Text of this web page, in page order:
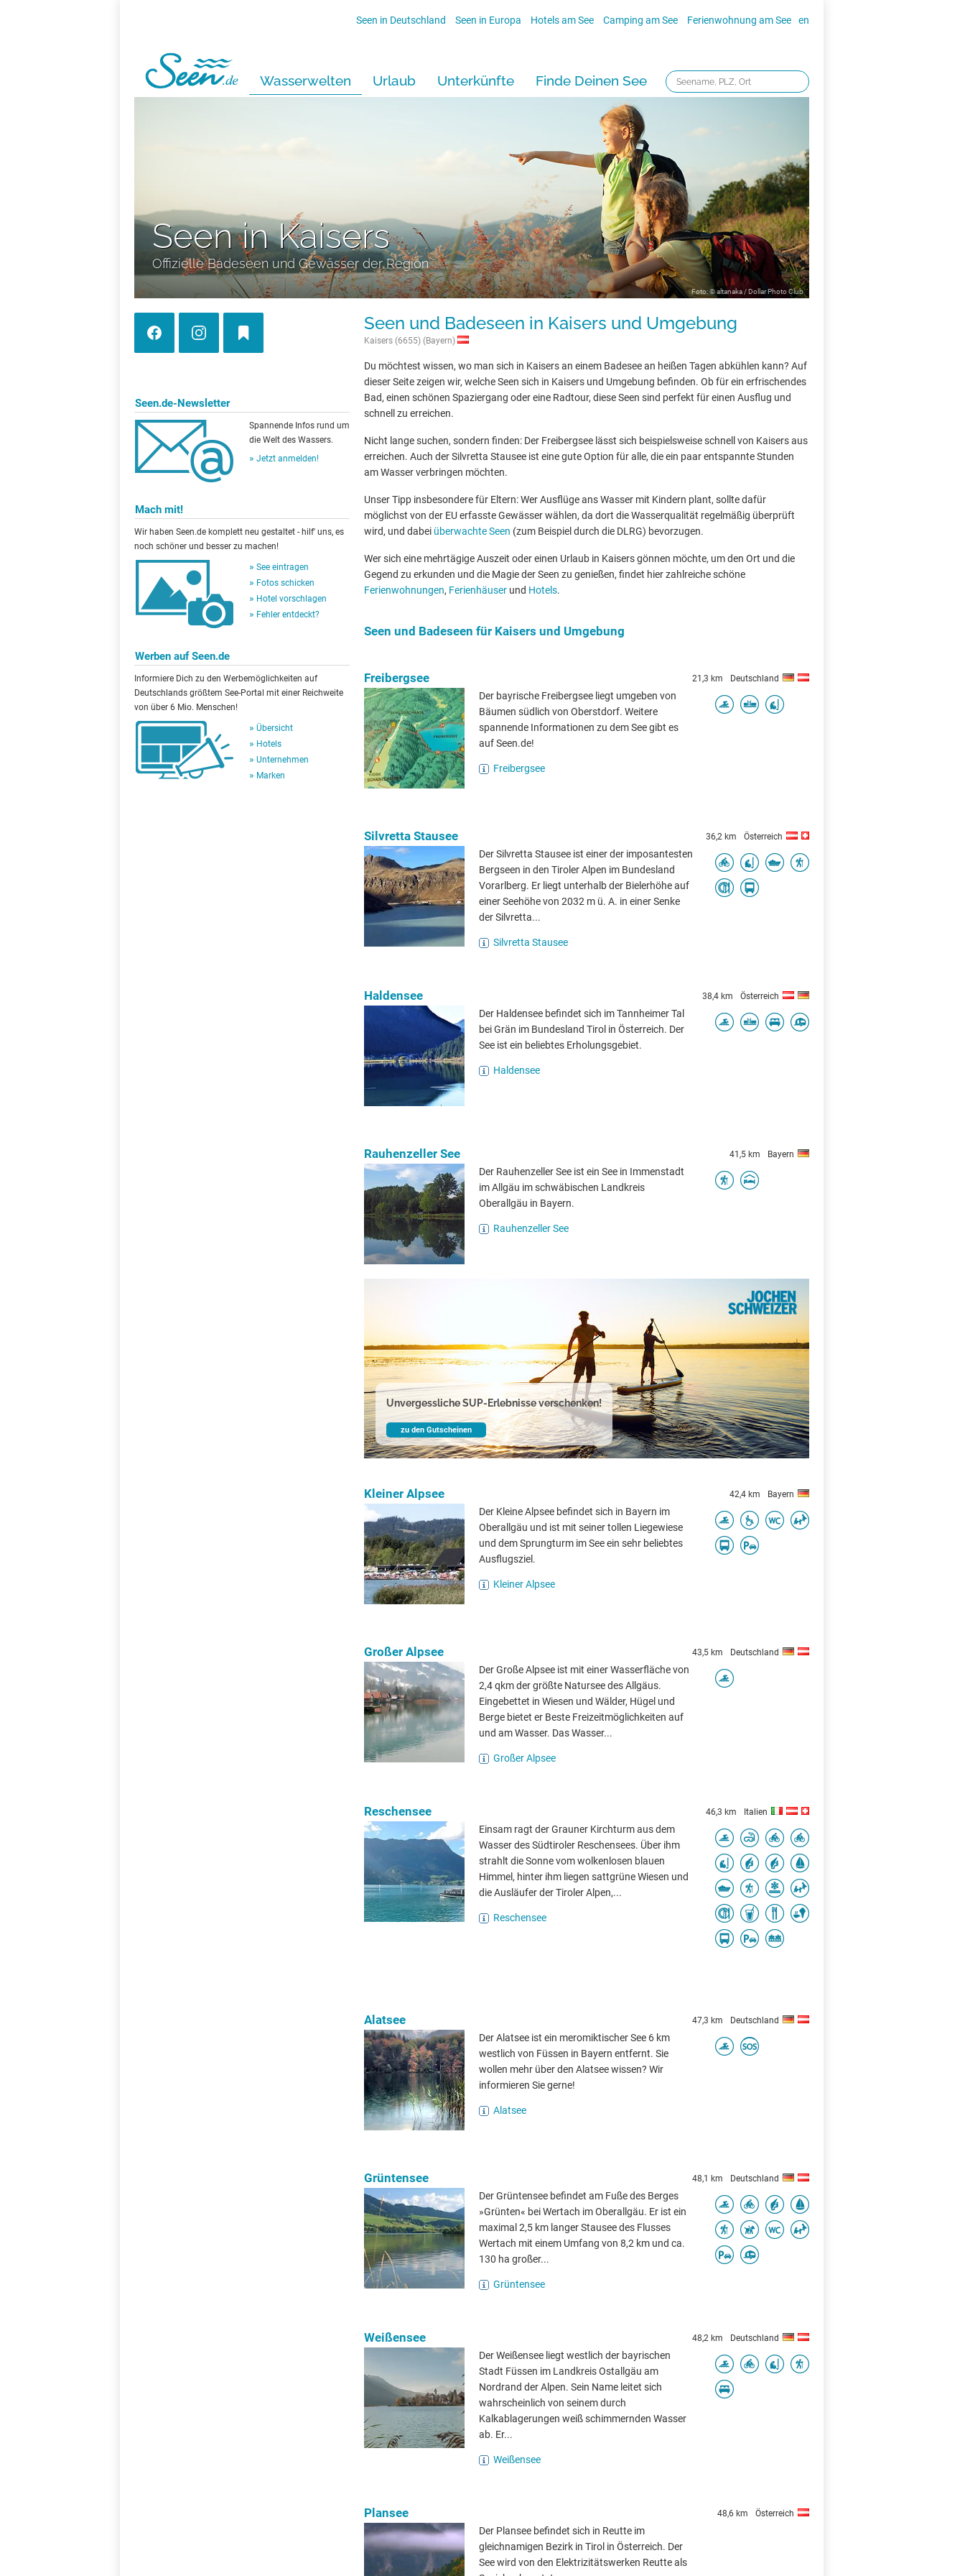
Seen in Deutschland Seen in Europa Hotels am See Camping am See Ferienwohnung am See en
Wasserwelten Urlaub Unterkünfte Finde Deinen See
Seen in Kaisers
Offizielle Badeseen und Gewässer der Region
Foto: © altanaka / Dollar Photo Club
Seen.de-Newsletter
Spannende Infos rund um
die Welt des Wassers.
Jetzt anmelden!
Mach mit!
Wir haben Seen.de komplett neu gestaltet - hilf' uns, es
noch schöner und besser zu machen!
See eintragen
Fotos schicken
Hotel vorschlagen
Fehler entdeckt?
Werben auf Seen.de
Informiere Dich zu den Werbemöglichkeiten auf
Deutschlands größtem See-Portal mit einer Reichweite
von über 6 Mio. Menschen!
Übersicht
Hotels
Unternehmen
Marken
Seen und Badeseen in Kaisers und Umgebung
Kaisers (6655) (Bayern)
Du möchtest wissen, wo man sich in Kaisers an einem Badesee an heißen Tagen abkühlen kann? Auf
dieser Seite zeigen wir, welche Seen sich in Kaisers und Umgebung befinden. Ob für ein erfrischendes
Bad, einen schönen Spaziergang oder eine Radtour, diese Seen sind perfekt für einen Ausflug und
schnell zu erreichen.
Nicht lange suchen, sondern finden: Der Freibergsee lässt sich beispielsweise schnell von Kaisers aus
erreichen. Auch der Silvretta Stausee ist eine gute Option für alle, die ein paar entspannte Stunden
am Wasser verbringen möchten.
Unser Tipp insbesondere für Eltern: Wer Ausflüge ans Wasser mit Kindern plant, sollte dafür
möglichst von der EU erfasste Gewässer wählen, da dort die Wasserqualität regelmäßig überprüft
wird, und dabei überwachte Seen (zum Beispiel durch die DLRG) bevorzugen.
Wer sich eine mehrtägige Auszeit oder einen Urlaub in Kaisers gönnen möchte, um den Ort und die
Gegend zu erkunden und die Magie der Seen zu genießen, findet hier zahlreiche schöne
Ferienwohnungen, Ferienhäuser und Hotels.
Seen und Badeseen für Kaisers und Umgebung
Freibergsee 21,3 km Deutschland
Der bayrische Freibergsee liegt umgeben von
Bäumen südlich von Oberstdorf. Weitere
spannende Informationen zu dem See gibt es
auf Seen.de!
Freibergsee
Silvretta Stausee 36,2 km Österreich
Der Silvretta Stausee ist einer der imposantesten
Bergseen in den Tiroler Alpen im Bundesland
Vorarlberg. Er liegt unterhalb der Bielerhöhe auf
einer Seehöhe von 2032 m ü. A. in einer Senke
der Silvretta...
Silvretta Stausee
Haldensee 38,4 km Österreich
Der Haldensee befindet sich im Tannheimer Tal
bei Grän im Bundesland Tirol in Österreich. Der
See ist ein beliebtes Erholungsgebiet.
Haldensee
Rauhenzeller See 41,5 km Bayern
Der Rauhenzeller See ist ein See in Immenstadt
im Allgäu im schwäbischen Landkreis
Oberallgäu in Bayern.
Rauhenzeller See
Unvergessliche SUP-Erlebnisse verschenken!
zu den Gutscheinen
Kleiner Alpsee 42,4 km Bayern
Der Kleine Alpsee befindet sich in Bayern im
Oberallgäu und ist mit seiner tollen Liegewiese
und dem Sprungturm im See ein sehr beliebtes
Ausflugsziel.
Kleiner Alpsee
Großer Alpsee 43,5 km Deutschland
Der Große Alpsee ist mit einer Wasserfläche von
2,4 qkm der größte Natursee des Allgäus.
Eingebettet in Wiesen und Wälder, Hügel und
Berge bietet er Beste Freizeitmöglichkeiten auf
und am Wasser. Das Wasser...
Großer Alpsee
Reschensee 46,3 km Italien
Einsam ragt der Grauner Kirchturm aus dem
Wasser des Südtiroler Reschensees. Über ihm
strahlt die Sonne vom wolkenlosen blauen
Himmel, hinter ihm liegen sattgrüne Wiesen und
die Ausläufer der Tiroler Alpen,...
Reschensee
Alatsee 47,3 km Deutschland
Der Alatsee ist ein meromiktischer See 6 km
westlich von Füssen in Bayern entfernt. Sie
wollen mehr über den Alatsee wissen? Wir
informieren Sie gerne!
Alatsee
Grüntensee 48,1 km Deutschland
Der Grüntensee befindet am Fuße des Berges
»Grünten« bei Wertach im Oberallgäu. Er ist ein
maximal 2,5 km langer Stausee des Flusses
Wertach mit einem Umfang von 8,2 km und ca.
130 ha großer...
Grüntensee
Weißensee 48,2 km Deutschland
Der Weißensee liegt westlich der bayrischen
Stadt Füssen im Landkreis Ostallgäu am
Nordrand der Alpen. Sein Name leitet sich
wahrscheinlich von seinem durch
Kalkablagerungen weiß schimmernden Wasser
ab. Er...
Weißensee
Plansee 48,6 km Österreich
Der Plansee befindet sich in Reutte im
gleichnamigen Bezirk in Tirol in Österreich. Der
See wird von den Elektrizitätswerken Reutte als